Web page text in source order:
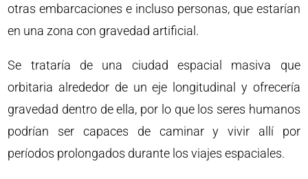
otras embarcaciones e incluso personas, que estarían
en una zona con gravedad artificial.
Se trataría de una ciudad espacial masiva que
orbitaria alrededor de un eje longitudinal y ofrecería
gravedad dentro de ella, por lo que los seres humanos
podrían ser capaces de caminar y vivir allí por
períodos prolongados durante los viajes espaciales.